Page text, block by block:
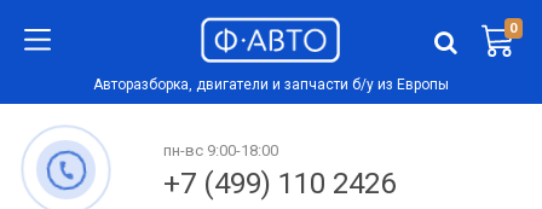
0
Авторазборка, двигатели и запчасти б/у из Европы
пн-вс 9:00-18:00
+7 (499) 110 2426